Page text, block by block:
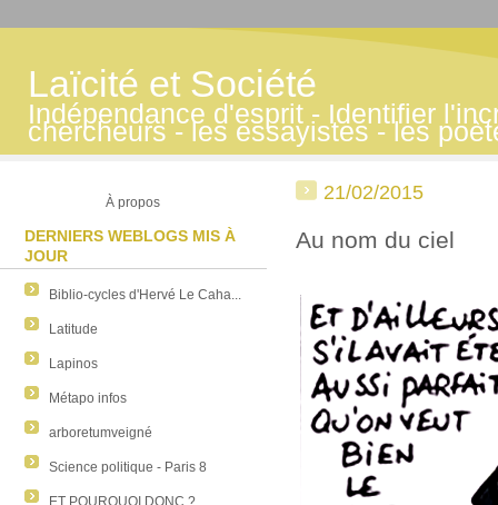
Laïcité et Société
Indépendance d'esprit - Identifier
chercheurs - les essayistes - les
À propos
DERNIERS WEBLOGS MIS À
JOUR
Biblio-cycles d'Hervé Le Caha...
Latitude
Lapinos
Métapo infos
arboretumveigné
Science politique - Paris 8
ET POURQUOI DONC ?
21/02/2015
Au nom du ciel